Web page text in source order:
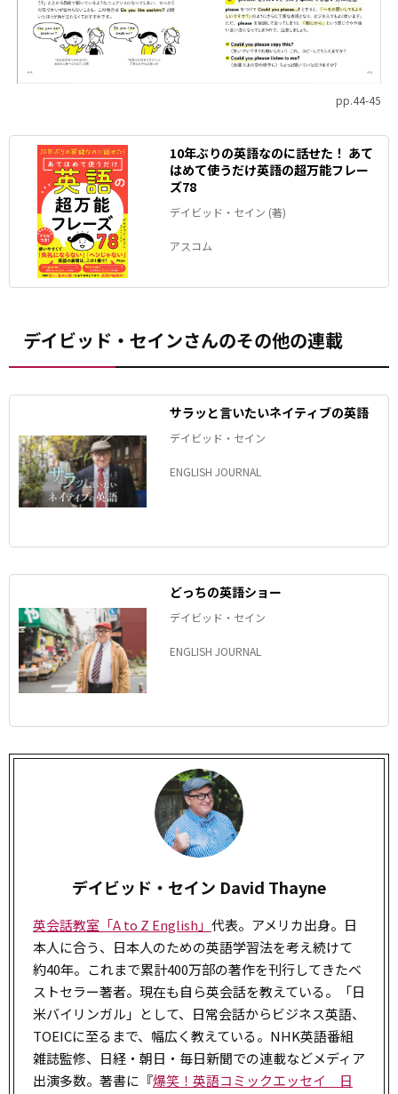
pp.44-45
10年ぶりの英語なのに話せた！ あて
はめて使うだけ英語の超万能フレー
ズ78
デイビッド・セイン (著)
アスコム
デイビッド・セインさんのその他の連載
サラッと言いたいネイティブの英語
デイビッド・セイン
ENGLISH JOURNAL
どっちの英語ショー
デイビッド・セイン
ENGLISH JOURNAL
デイビッド・セイン David Thayne
英会話教室「A to Z English」 代表。アメリカ出身。日
本人に合う、日本人のための英語学習法を考え続けて
約40年。これまで累計400万部の著作を刊行してきたベ
ストセラー著者。現在も自ら英会話を教えている。「日
米バイリンガル」として、日常会話からビジネス英語、
TOEICに至るまで、幅広く教えている。NHK英語番組
雑誌監修、日経・朝日・毎日新聞での連載などメディア
出演多数。著書に『爆笑！英語コミックエッセイ 日